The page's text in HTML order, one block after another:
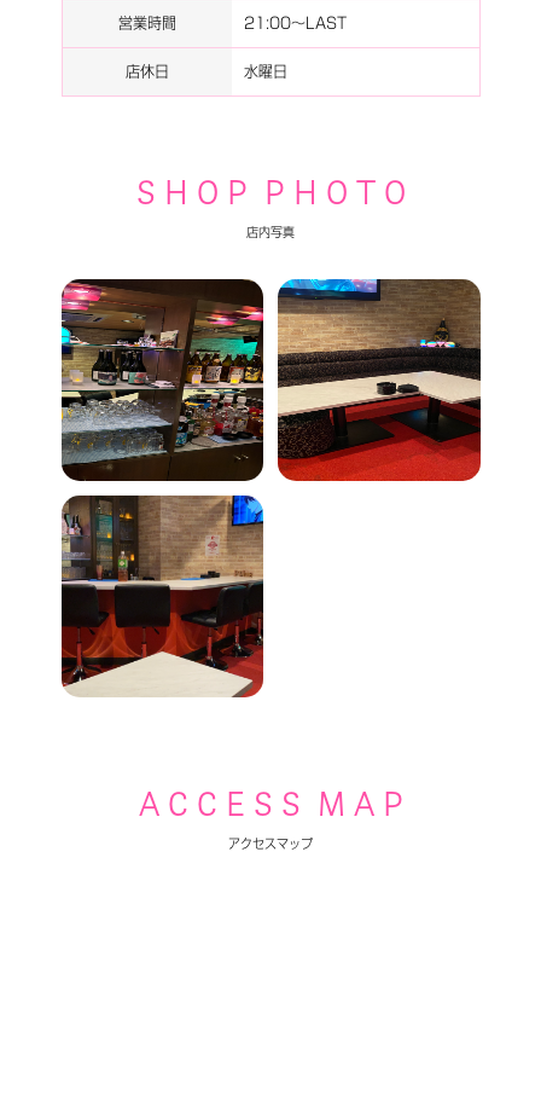
営業時間 21:00～LAST
店休日 水曜日
S H O P P H O T O
店内写真
A C C E S S M A P
アクセスマップ